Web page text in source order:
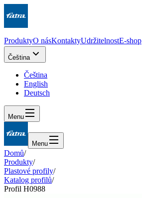
ProduktyO násKontaktyUdržitelnostE-shop
Čeština
Čeština
English
Deutsch
Menu
Menu
Domů/
Produkty/
Plastové profily/
Katalog profilů/
Profil H0988